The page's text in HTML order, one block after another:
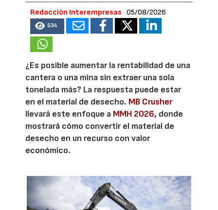
Redacción Interempresas 05/08/2026
534
¿Es posible aumentar la rentabilidad de una
cantera o una mina sin extraer una sola
tonelada más? La respuesta puede estar
en el material de desecho. MB Crusher
llevará este enfoque a MMH 2026, donde
mostrará cómo convertir el material de
desecho en un recurso con valor
económico.